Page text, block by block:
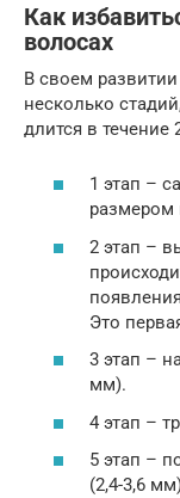
Как
волосах
В своем
несколько
длится в течение
1 этап –
размером
2 этап –
Это
3 этап –
мм).
4 этап –
5 этап –
(2,4-3,6